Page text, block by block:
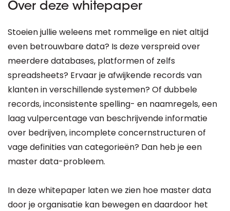
Over deze whitepaper
Stoeien jullie weleens met rommelige en niet altijd
even betrouwbare data? Is deze verspreid over
meerdere databases, platformen of zelfs
spreadsheets? Ervaar je afwijkende records van
klanten in verschillende systemen? Of dubbele
records, inconsistente spelling- en naamregels, een
laag vulpercentage van beschrijvende informatie
over bedrijven, incomplete concernstructuren of
vage definities van categorieën? Dan heb je een
master data-probleem.
In deze whitepaper laten we zien hoe master data
door je organisatie kan bewegen en daardoor het